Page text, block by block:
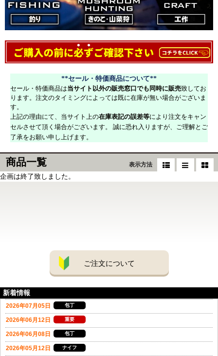
**セール・特価商品について**
セール・特価商品は当サイト以外の販売窓口でも同時に販売致してお
ります。注文のタイミングによっては既に在庫が無い場合がございま
す。
上記の理由にて、当サイト上の在庫表記の誤差等により注文をキャン
セルさせて頂く場合がございます。 誠に恐れ入りますが、ご理解とご
了承をお願い申し上げます。
商品一覧 表示方法
企画は終了致しました。
ご注文について
新着情報